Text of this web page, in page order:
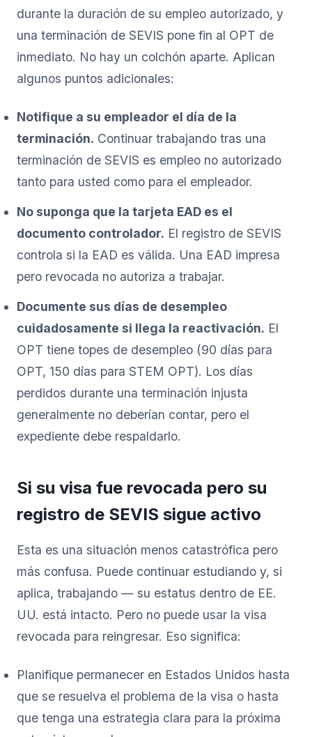
durante la duración de su empleo autorizado, y
una terminación de SEVIS pone fin al OPT de
inmediato. No hay un colchón aparte. Aplican
algunos puntos adicionales:
Notifique a su empleador el día de la
terminación. Continuar trabajando tras una
terminación de SEVIS es empleo no autorizado
tanto para usted como para el empleador.
No suponga que la tarjeta EAD es el
documento controlador. El registro de SEVIS
controla si la EAD es válida. Una EAD impresa
pero revocada no autoriza a trabajar.
Documente sus días de desempleo
cuidadosamente si llega la reactivación. El
OPT tiene topes de desempleo (90 días para
OPT, 150 días para STEM OPT). Los días
perdidos durante una terminación injusta
generalmente no deberían contar, pero el
expediente debe respaldarlo.
Si su visa fue revocada pero su
registro de SEVIS sigue activo
Esta es una situación menos catastrófica pero
más confusa. Puede continuar estudiando y, si
aplica, trabajando — su estatus dentro de EE.
UU. está intacto. Pero no puede usar la visa
revocada para reingresar. Eso significa:
Planifique permanecer en Estados Unidos hasta
que se resuelva el problema de la visa o hasta
que tenga una estrategia clara para la próxima